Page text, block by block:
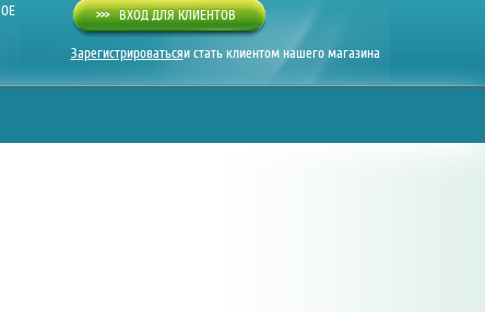
>>> ВХОД ДЛЯ КЛИЕНТОВ
Зарегистрироватьсяи стать клиентом нашего магазина